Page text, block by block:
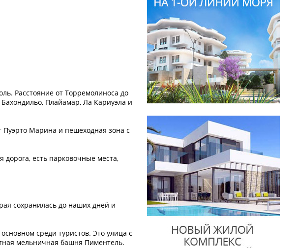
Расстояние от Торремолиноса до
Плайамар, Ла Кариуэла и
Пуэрто Марина и пешеходная зона с
дорога, есть парковочные места,
сохранилась до наших дней и
среди туристов. Это улица с
мельничная башня Пиментель.